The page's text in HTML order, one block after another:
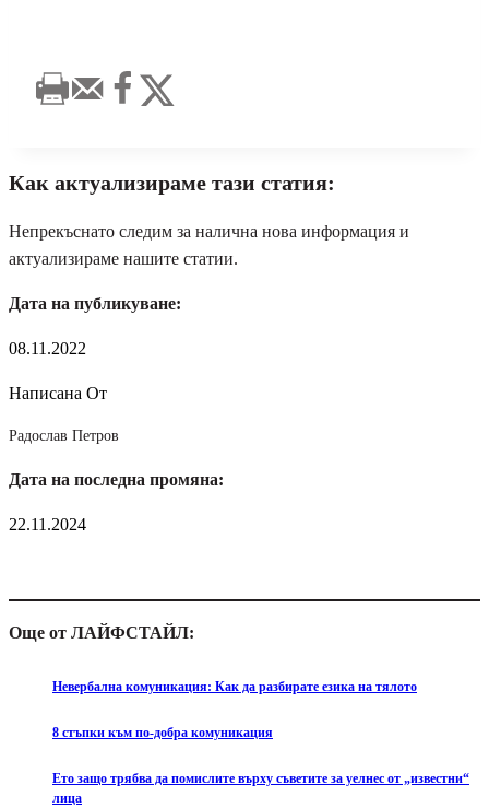
Как актуализираме тази статия:
Непрекъснато следим за налична нова информация и
актуализираме нашите статии.
Дата на публикуване:
08.11.2022
Написана От
Радослав Петров
Дата на последна промяна:
22.11.2024
Още от ЛАЙФСТАЙЛ:
Невербална комуникация: Как да разбирате езика на тялото
8 стъпки към по-добра комуникация
Ето защо трябва да помислите върху съветите за уелнес от „известни“
лица